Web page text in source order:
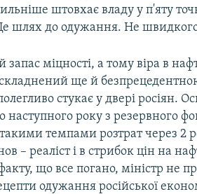
штовхає владу у п'яту
шлях до одужання. Не
запас міцності, а тому віра в
ще й
стукає у двері росіян.
наступного року з резервного
такими темпами розтрат через 2
– реаліст і в стрибок цін на
що все погано, міністр не
одужання російської